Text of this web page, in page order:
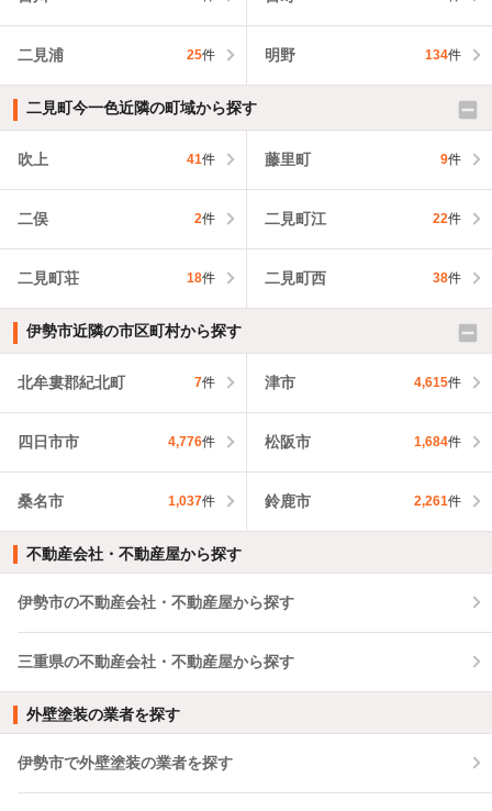
二見浦 25件 明野 134件
二見町今一色近隣の町域から探す
吹上 41件 藤里町 9件
二俣 2件 二見町江 22件
二見町荘 18件 二見町西 38件
伊勢市近隣の市区町村から探す
北牟婁郡紀北町 7件 津市 4,615件
四日市市 4,776件 松阪市 1,684件
桑名市 1,037件 鈴鹿市 2,261件
不動産会社・不動産屋から探す
伊勢市の不動産会社・不動産屋から探す
三重県の不動産会社・不動産屋から探す
外壁塗装の業者を探す
伊勢市で外壁塗装の業者を探す